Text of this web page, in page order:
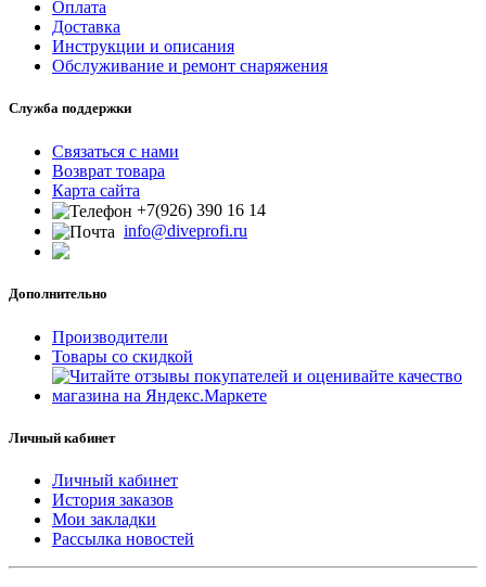
Оплата
Доставка
Инструкции и описания
Обслуживание и ремонт снаряжения
Служба поддержки
Связаться с нами
Возврат товара
Карта сайта
+7(926) 390 16 14
info@diveprofi.ru
Дополнительно
Производители
Товары со скидкой
Личный кабинет
Личный кабинет
История заказов
Мои закладки
Рассылка новостей